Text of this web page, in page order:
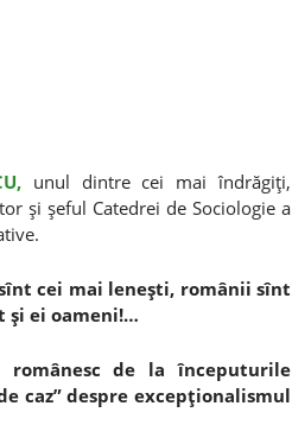
unul dintre cei mai îndrăgiţi,
şi şeful Catedrei de Sociologie a
cei mai leneşti, românii sînt
şi ei oameni!…
de la începuturile
caz” despre excepţionalismul